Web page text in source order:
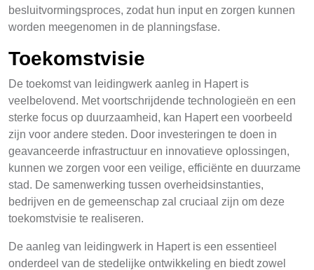
besluitvormingsproces, zodat hun input en zorgen kunnen
worden meegenomen in de planningsfase.
Toekomstvisie
De toekomst van leidingwerk aanleg in Hapert is
veelbelovend. Met voortschrijdende technologieën en een
sterke focus op duurzaamheid, kan Hapert een voorbeeld
zijn voor andere steden. Door investeringen te doen in
geavanceerde infrastructuur en innovatieve oplossingen,
kunnen we zorgen voor een veilige, efficiënte en duurzame
stad. De samenwerking tussen overheidsinstanties,
bedrijven en de gemeenschap zal cruciaal zijn om deze
toekomstvisie te realiseren.
De aanleg van leidingwerk in Hapert is een essentieel
onderdeel van de stedelijke ontwikkeling en biedt zowel